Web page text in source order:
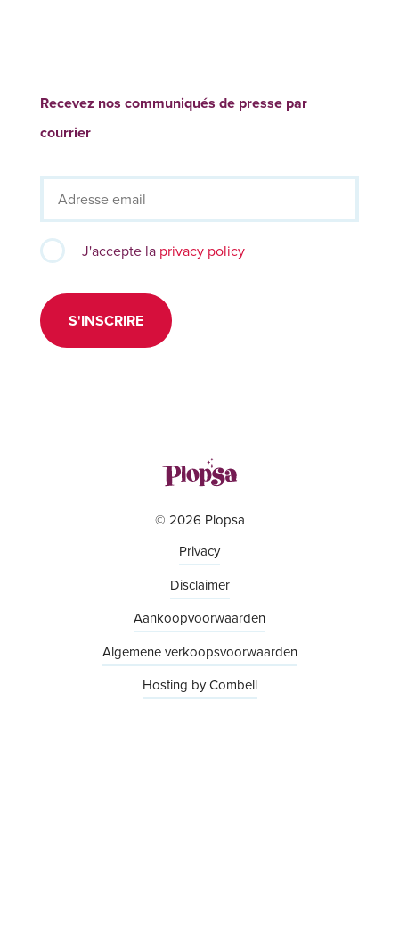
Recevez nos communiqués de presse par
courrier
J'accepte la privacy policy
S'INSCRIRE
© 2026 Plopsa
Privacy
Disclaimer
Aankoopvoorwaarden
Algemene verkoopsvoorwaarden
Hosting by Combell